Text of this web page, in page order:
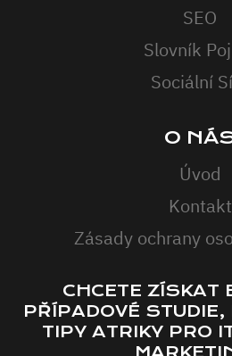
SEO
Slovník
Sociální
O
Úvod
Kontakt
Zásady ochrany
CHCETE ZÍSKAT
PŘÍPADOVÉ STUDIE,
TIPY ATRIKY PRO